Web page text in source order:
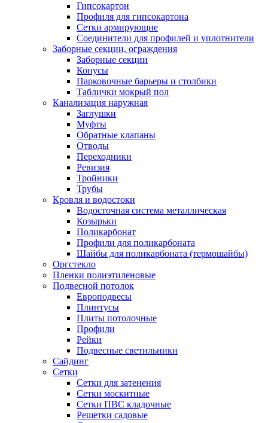
Гипсокартон
Профиля для гипсокартона
Сетки армирующие
Соединители для профилей и уплотнители
Заборные секции, ограждения
Заборные секции
Конусы
Парковочные барьеры и столбики
Таблички мокрый пол
Канализация наружная
Заглушки
Муфты
Обратные клапаны
Отводы
Переходники
Ревизия
Тройники
Трубы
Кровля и водостоки
Водосточная система металлическая
Козырьки
Поликарбонат
Профили для поликарбоната
Шайбы для поликарбоната (термошайбы)
Оргстекло
Пленки полиэтиленовые
Подвесной потолок
Европодвесы
Плинтусы
Плиты потолочные
Профили
Рейки
Подвесные светильники
Сайдинг
Сетки
Сетки для затенения
Сетки москитные
Сетки ПВС кладочные
Решетки садовые